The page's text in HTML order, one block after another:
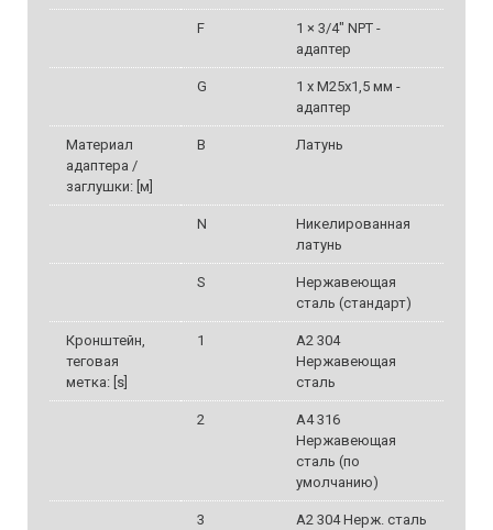
F
1 × 3/4" NPT -
адаптер
G
1 x M25x1,5 мм -
адаптер
Материал
адаптера /
заглушки: [м]
B Латунь
N
Никелированная
латунь
S
Нержавеющая
сталь (стандарт)
Кронштейн,
теговая
метка: [s]
1
A2 304
Нержавеющая
сталь
2
A4 316
Нержавеющая
сталь (по
умолчанию)
3
A2 304 Нерж. сталь